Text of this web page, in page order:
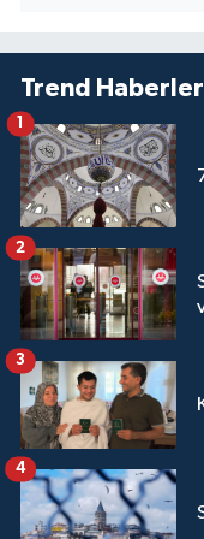
Trend Haberler
1
2
3
4